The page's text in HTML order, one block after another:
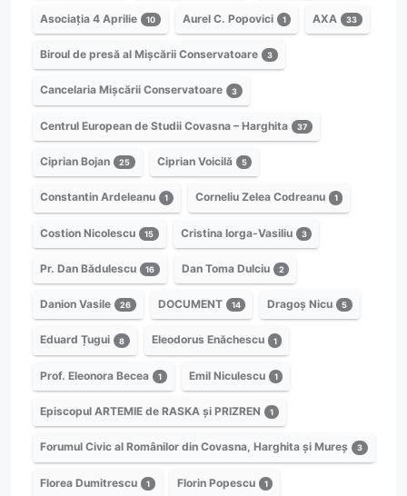
Asociația 4 Aprilie 10 Aurel C. Popovici 1 AXA 33
Biroul de presă al Mișcării Conservatoare 3
Cancelaria Mișcării Conservatoare 3
Centrul European de Studii Covasna – Harghita 37
Ciprian Bojan 25 Ciprian Voicilă 5
Constantin Ardeleanu 1 Corneliu Zelea Codreanu 1
Costion Nicolescu 15 Cristina Iorga-Vasiliu 3
Pr. Dan Bădulescu 16 Dan Toma Dulciu 2
Danion Vasile 26 DOCUMENT 14 Dragoș Nicu 5
Eduard Țugui 8 Eleodorus Enăchescu 1
Prof. Eleonora Becea 1 Emil Niculescu 1
Episcopul ARTEMIE de RASKA și PRIZREN 1
Forumul Civic al Românilor din Covasna, Harghita și Mureș 3
Florea Dumitrescu 1 Florin Popescu 1